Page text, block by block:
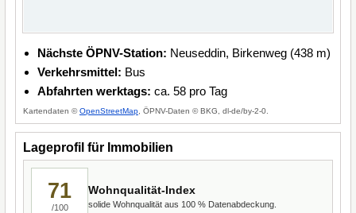
Nächste ÖPNV-Station: Neuseddin, Birkenweg (438 m)
Verkehrsmittel: Bus
Abfahrten werktags: ca. 58 pro Tag
Kartendaten ©OpenStreetMap , ÖPNV-Daten © BKG, dl-de/by-2-0.
Lageprofil für Immobilien
71
/100
Wohnqualität-Index
solide Wohnqualität aus 100 % Datenabdeckung.